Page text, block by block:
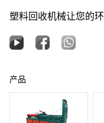
塑料回收机械让您的
产品